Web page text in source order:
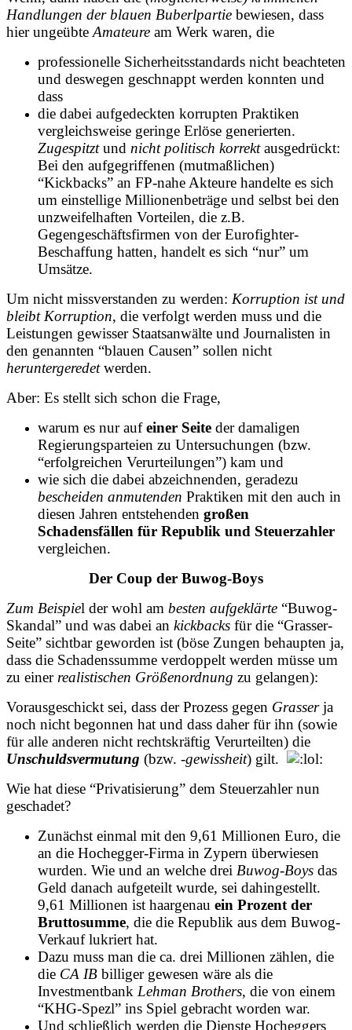
Handlungen der blauen Buberlpartie bewiesen, dass
hier ungeübte Amateure am Werk waren, die
professionelle Sicherheitsstandards nicht beachteten
und deswegen geschnappt werden konnten und
dass
die dabei aufgedeckten korrupten Praktiken
vergleichsweise geringe Erlöse generierten.
Zugespitztund nicht politisch korrektausgedrückt:
Bei den aufgegriffenen (mutmaßlichen)
“Kickbacks” an FP-nahe Akteure handelte es sich
um einstellige Millionenbeträge und selbst bei den
unzweifelhaften Vorteilen, die z.B.
Gegengeschäftsfirmen von der Eurofighter-
Beschaffung hatten, handelt es sich “nur” um
Umsätze.
Um nicht missverstanden zu werden: Korruption ist und
bleibt Korruption, die verfolgt werden muss und die
Leistungen gewisser Staatsanwälte und Journalisten in
den genannten “blauen Causen” sollen nicht
heruntergeredetwerden.
Aber: Es stellt sich schon die Frage,
warum es nur aufeiner Seite der damaligen
Regierungsparteien zu Untersuchungen (bzw.
“erfolgreichen Verurteilungen”) kam und
wie sich die dabei abzeichnenden, geradezu
bescheiden anmutenden Praktiken mit den auch in
diesen Jahren entstehenden großen
Schadensfällen für Republik und Steuerzahler
vergleichen.
Der Coup der Buwog-Boys
Zum Beispiel der wohl am besten aufgeklärte “Buwog-
Skandal” und was dabei an kickbacks für die “Grasser-
Seite” sichtbar geworden ist (böse Zungen behaupten ja,
dass die Schadenssumme verdoppelt werden müsse um
zu einerrealistischen Größenordnung zu gelangen):
Vorausgeschickt sei, dass der Prozess gegen Grasserja
noch nicht begonnen hat und dass daher für ihn (sowie
für alle anderen nicht rechtskräftig Verurteilten) die
Unschuldsvermutung (bzw. -gewissheit) gilt.
Wie hat diese “Privatisierung” dem Steuerzahler nun
geschadet?
Zunächst einmal mit den 9,61 Millionen Euro, die
an die Hochegger-Firma in Zypern überwiesen
wurden. Wie und an welche drei Buwog-Boys das
Geld danach aufgeteilt wurde, sei dahingestellt.
9,61 Millionen ist haargenau ein Prozent der
Bruttosumme, die die Republik aus dem Buwog-
Verkauf lukriert hat.
Dazu muss man die ca. drei Millionen zählen, die
die CA IB billiger gewesen wäre als die
Investmentbank Lehman Brothers, die von einem
“KHG-Spezl” ins Spiel gebracht worden war.
Und schließlich werden die Dienste Hocheggers